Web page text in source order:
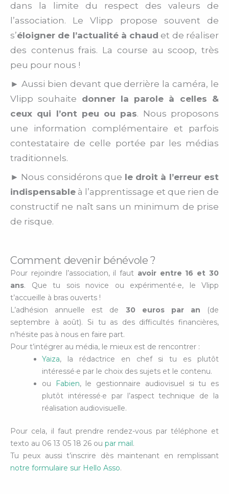
dans la limite du respect des valeurs de
l’association. Le Vlipp propose souvent de
s’éloigner de l’actualité à chaud et de réaliser
des contenus frais. La course au scoop, très
peu pour nous !
► Aussi bien devant que derrière la caméra, le
Vlipp souhaite donner la parole à celles &
ceux qui l’ont peu ou pas. Nous proposons
une information complémentaire et parfois
contestataire de celle portée par les médias
traditionnels.
► Nous considérons que le droit à l’erreur est
indispensable à l’apprentissage et que rien de
constructif ne naît sans un minimum de prise
de risque.
Comment devenir bénévole ?
Pour rejoindre l’association, il faut avoir entre 16 et 30
ans. Que tu sois novice ou expérimenté·e, le Vlipp
t’accueille à bras ouverts !
L’adhésion annuelle est de 30 euros par an (de
septembre à août). Si tu as des difficultés financières,
n’hésite pas à nous en faire part.
Pour t’intégrer au média, le mieux est de rencontrer :
Yaiza, la rédactrice en chef si tu es plutôt
intéressé·e par le choix des sujets et le contenu.
ou
Fabien, le gestionnaire audiovisuel si tu es
plutôt intéressé·e par l’aspect technique de la
réalisation audiovisuelle.
Pour cela, il faut prendre rendez-vous par téléphone et
texto au 06 13 05 18 26 ou par mail.
Tu peux aussi t’inscrire dès maintenant en remplissant
notre formulaire sur Hello Asso.